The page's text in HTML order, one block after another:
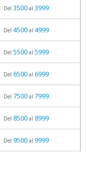
Del 3500al 3999
Del 4500al 4999
Del 5500al 5999
Del 6500al 6999
Del 7500al 7999
Del 8500al 8999
Del 9500al 9999